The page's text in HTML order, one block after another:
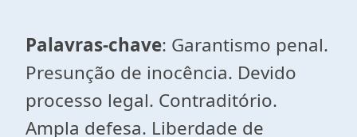
Palavras-chave: Garantismo penal.
Presunção de inocência. Devido
processo legal. Contraditório.
Ampla defesa. Liberdade de